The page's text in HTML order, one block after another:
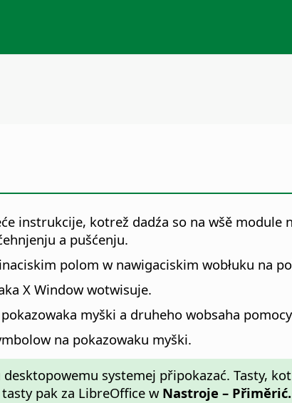
instrukcije, kotrež dadźa so na wšě module
a pušćenju.
polom w nawigaciskim wobłuku na
X Window wotwisuje.
myški a druheho wobsaha
na pokazowaku myški.
systemej připokazać. Tasty,
pak za LibreOffice w Nastroje –